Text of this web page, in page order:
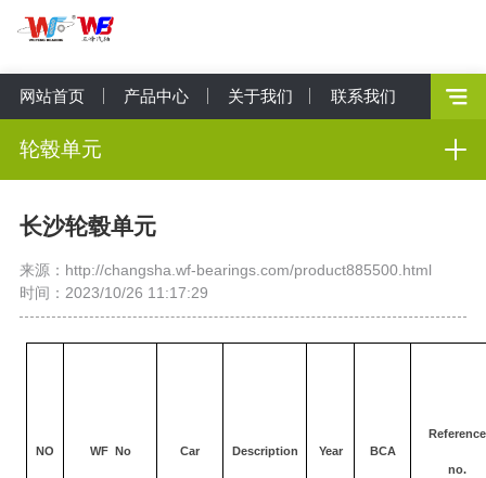
网站首页 产品中心 关于我们 联系我们
轮毂单元
长沙轮毂单元
来源：http://changsha.wf-bearings.com/product885500.html
时间：2023/10/26 11:17:29
NO WF No Car Description Year BCA
Reference
no.